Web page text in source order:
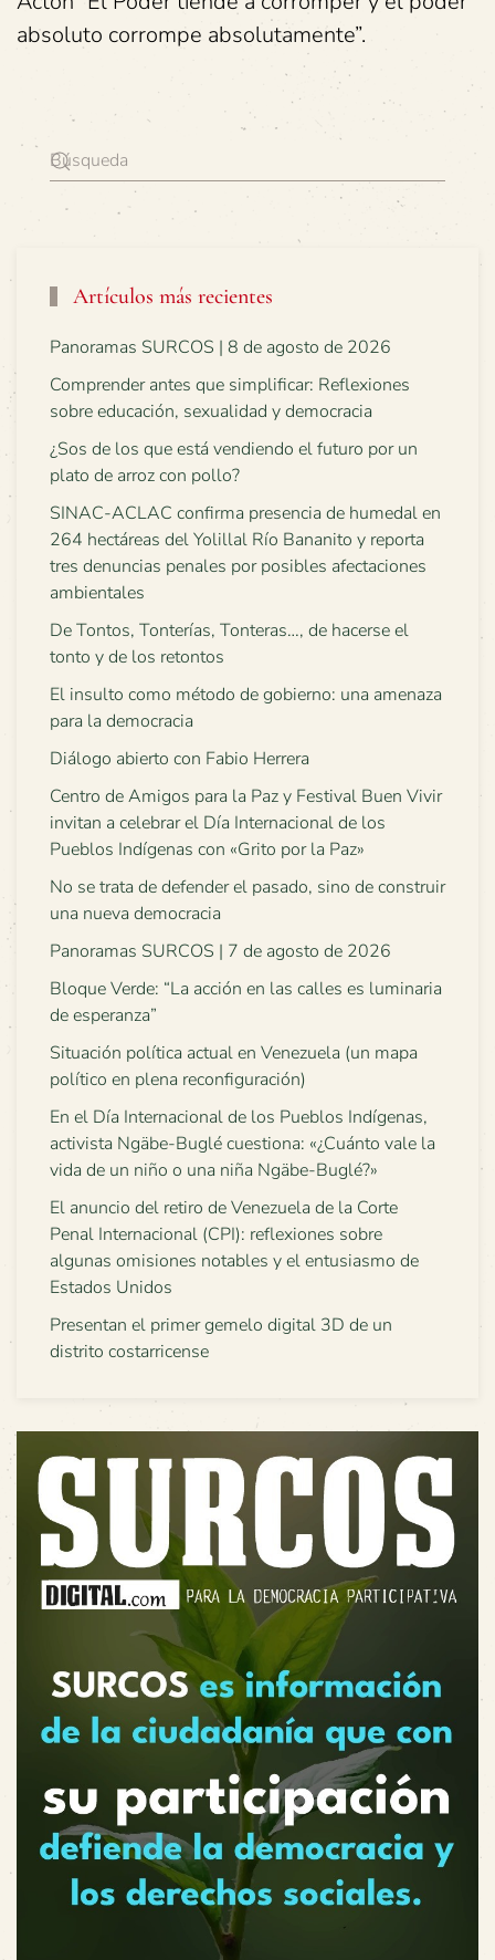
absoluto corrompe absolutamente”.
Artículos más recientes
Panoramas SURCOS | 8 de agosto de 2026
Comprender antes que simplificar: Reflexiones
sobre educación, sexualidad y democracia
¿Sos de los que está vendiendo el futuro por un
plato de arroz con pollo?
SINAC-ACLAC confirma presencia de humedal en
264 hectáreas del Yolillal Río Bananito y reporta
tres denuncias penales por posibles afectaciones
ambientales
De Tontos, Tonterías, Tonteras…, de hacerse el
tonto y de los retontos
El insulto como método de gobierno: una amenaza
para la democracia
Diálogo abierto con Fabio Herrera
Centro de Amigos para la Paz y Festival Buen Vivir
invitan a celebrar el Día Internacional de los
Pueblos Indígenas con «Grito por la Paz»
No se trata de defender el pasado, sino de construir
una nueva democracia
Panoramas SURCOS | 7 de agosto de 2026
Bloque Verde: “La acción en las calles es luminaria
de esperanza”
Situación política actual en Venezuela (un mapa
político en plena reconfiguración)
En el Día Internacional de los Pueblos Indígenas,
activista Ngäbe-Buglé cuestiona: «¿Cuánto vale la
vida de un niño o una niña Ngäbe-Buglé?»
El anuncio del retiro de Venezuela de la Corte
Penal Internacional (CPI): reflexiones sobre
algunas omisiones notables y el entusiasmo de
Estados Unidos
Presentan el primer gemelo digital 3D de un
distrito costarricense